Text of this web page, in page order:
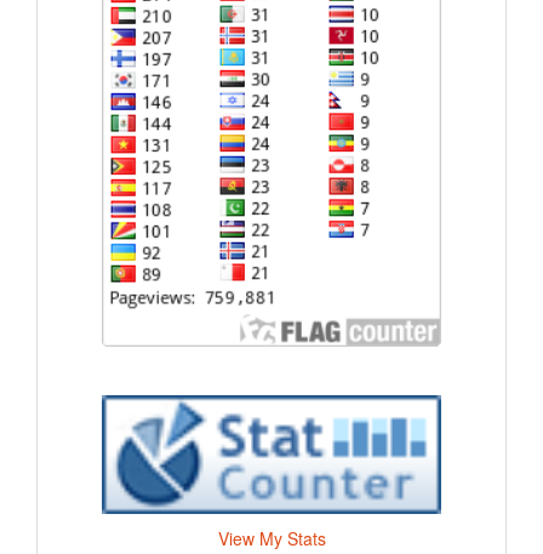
View My Stats